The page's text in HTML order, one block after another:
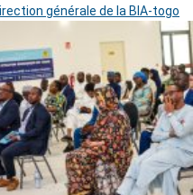
générale de la BIA-togo